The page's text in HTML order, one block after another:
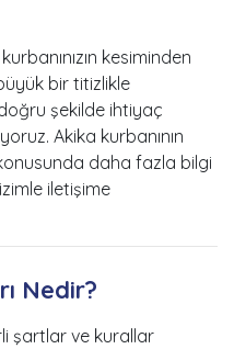
kesiminden
bir titizlikle
doğru şekilde ihtiyaç
Akika kurbanının
daha fazla bilgi
iletişime
Nedir?
şartlar ve kurallar